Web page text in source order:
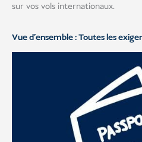
sur vos vols internationaux.
Vue d'ensemble : Toutes les